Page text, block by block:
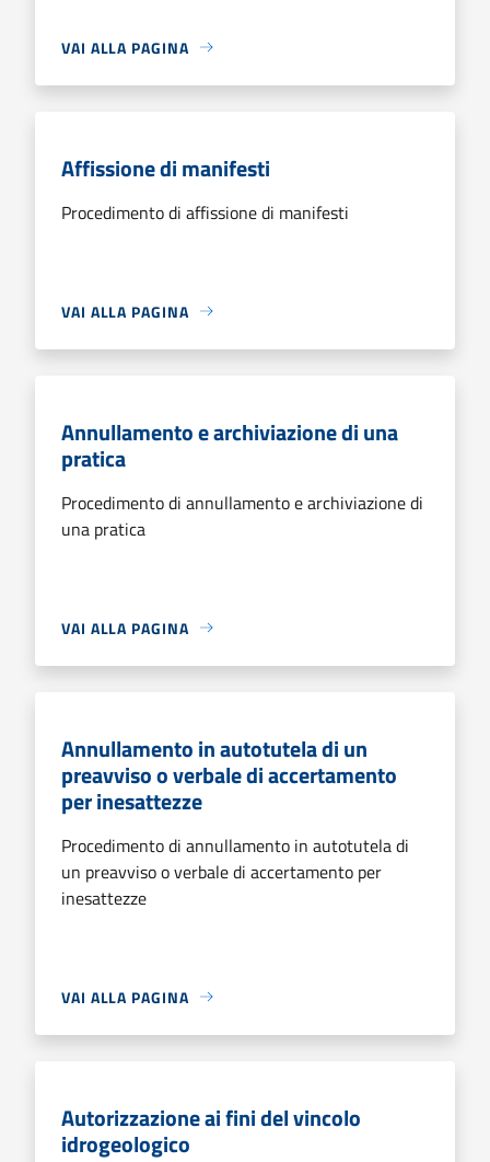
VAI ALLA PAGINA
Affissione di manifesti
Procedimento di affissione di manifesti
VAI ALLA PAGINA
Annullamento e archiviazione di una
pratica
Procedimento di annullamento e archiviazione di
una pratica
VAI ALLA PAGINA
Annullamento in autotutela di un
preavviso o verbale di accertamento
per inesattezze
Procedimento di annullamento in autotutela di
un preavviso o verbale di accertamento per
inesattezze
VAI ALLA PAGINA
Autorizzazione ai fini del vincolo
idrogeologico